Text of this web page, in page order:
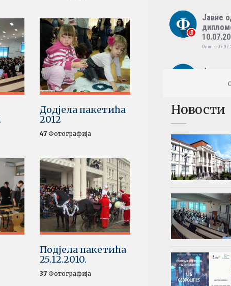
Додјела пакетића
2012
47Фотографија
Подјела пакетића
25.12.2010.
37Фотографија
Јавне
Опште -
Јавне
Четврта
Трећа
прије
Новости